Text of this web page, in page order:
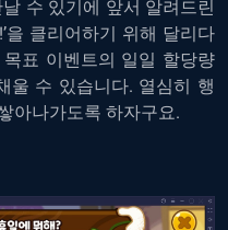
수 있기에 앞서 알려드린
을 클리어하기 위해 달리다
표 이벤트의 일일 할당량
울 수 있습니다. 열심히 행
아나가도록 하자구요.